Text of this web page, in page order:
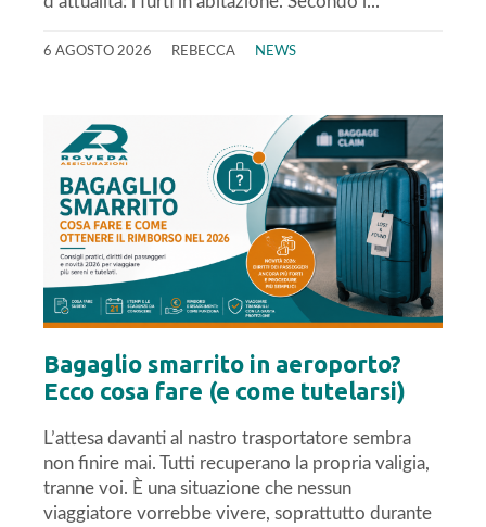
6 AGOSTO 2026 REBECCA NEWS
Bagaglio smarrito in aeroporto?
Ecco cosa fare (e come tutelarsi)
L’attesa davanti al nastro trasportatore sembra
non finire mai. Tutti recuperano la propria valigia,
tranne voi. È una situazione che nessun
viaggiatore vorrebbe vivere, soprattutto durante